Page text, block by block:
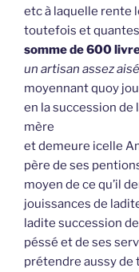
etc à laquelle rente
toutefois et
somme de 600
un artisan assez aisé
moyennant quoy
en la succession
mère
et demeure icelle
père de ses
moyen de ce qu’il
jouissances de
ladite succession
péssé et de ses
prétendre aussy de